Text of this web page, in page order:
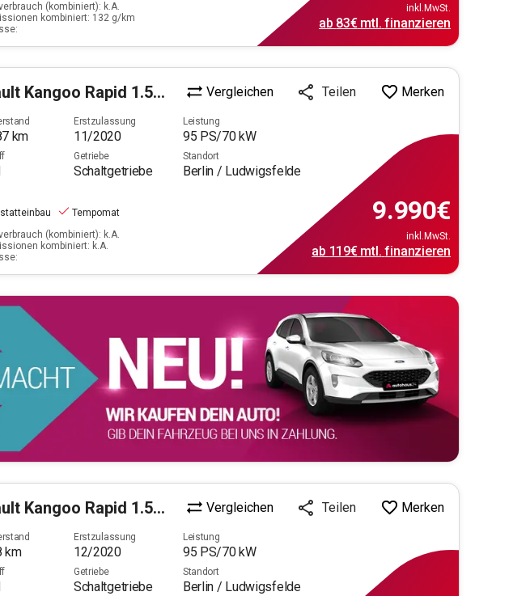
(kombiniert): k.A.
kombiniert: 132 g/km
inkl.MwSt.
ab 83€mtl. finanzieren
Kangoo Rapid 1.5 BLUE dCi 95 FAP Maxi Extra (EURO Vergleichen Teilen Merken
km
Erstzulassung
11/2020
Leistung
95 PS/70kW
Getriebe
Schaltgetriebe
Standort
Berlin / Ludwigsfelde
Tempomat
(kombiniert): k.A.
kombiniert: k.A.
9.990€
inkl.MwSt.
ab 119€mtl. finanzieren
Kangoo Rapid 1.5 BLUE dCi 95 FAP Basis (EURO 6d-TE Vergleichen Teilen Merken
km
Erstzulassung
12/2020
Leistung
95 PS/70kW
Getriebe
Schaltgetriebe
Standort
Berlin / Ludwigsfelde